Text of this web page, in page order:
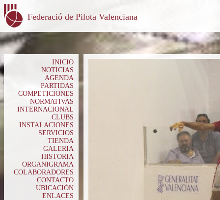
Federació de Pilota Valenciana
INICIO
NOTICIAS
AGENDA
PARTIDAS
COMPETICIONES
NORMATIVAS
INTERNACIONAL
CLUBS
INSTALACIONES
SERVICIOS
TIENDA
GALERIA
HISTORIA
ORGANIGRAMA
COLABORADORES
CONTACTO
UBICACIÓN
ENLACES